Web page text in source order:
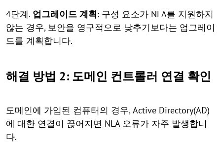
4단계. 업그레이드 계획: 구성 요소가 NLA를 지원하지
않는 경우, 보안을 영구적으로 낮추기보다는 업그레이
드를 계획합니다.
해결 방법 2: 도메인 컨트롤러 연결 확인
도메인에 가입된 컴퓨터의 경우, Active Directory(AD)
에 대한 연결이 끊어지면 NLA 오류가 자주 발생합니
다.